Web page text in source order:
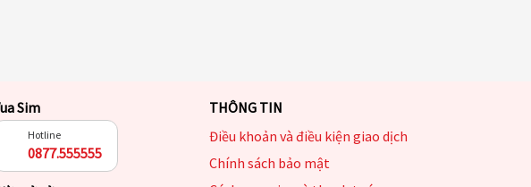
Sim
Hotline
0877.555555
THÔNG TIN
Điều khoản và điều kiện giao dịch
Chính sách bảo mật